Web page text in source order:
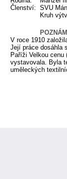
Členství: SVU
Kruh
V roce 1910
Její práce dosáhla
Paříži Velkou cenu
vystavovala. Byla
uměleckých